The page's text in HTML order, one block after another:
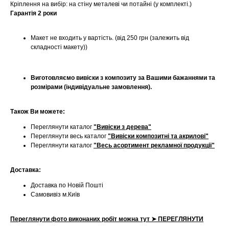
Кріплення на вибір: на стіну металеві чи потайні (у комплекті.)
Гарантія 2 роки
Макет не входить у вартість. (від 250 грн (залежить від
складності макету))
Виготовляємо вивіски з композиту за Вашими бажаннями та
розмірами (індивідуальне замовлення).
Також Ви можете:
Переглянути каталог "Вивіски з дерева"
Переглянути весь каталог "Вивіски композитні та акрилові"
Переглянути каталог "Весь асортимент рекламної продукції"
Доставка:
Доставка по Новій Пошті
Самовивіз м.Київ
Переглянути фото виконаних робіт можна тут ➤ ПЕРЕГЛЯНУТИ